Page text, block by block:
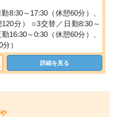
8:30～17:30（休憩60分）、
分） ○3交替／日勤8:30～
16:30～0:30（休憩60分）、
）
詳細を見る